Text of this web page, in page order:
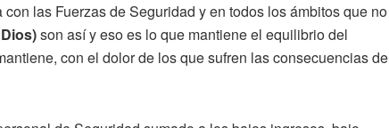
las Fuerzas de Seguridad y en todos los ámbitos que no
son así y eso es lo que mantiene el equilibrio del
con el dolor de los que sufren las consecuencias de